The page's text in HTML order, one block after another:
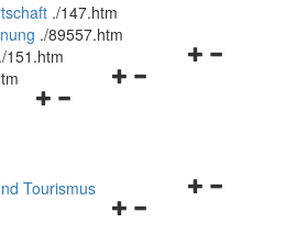
./147.htm
./89557.htm
Navigationsmenü
./151.htm
Navigationsmenü
Navigationsmenü
Tourismus